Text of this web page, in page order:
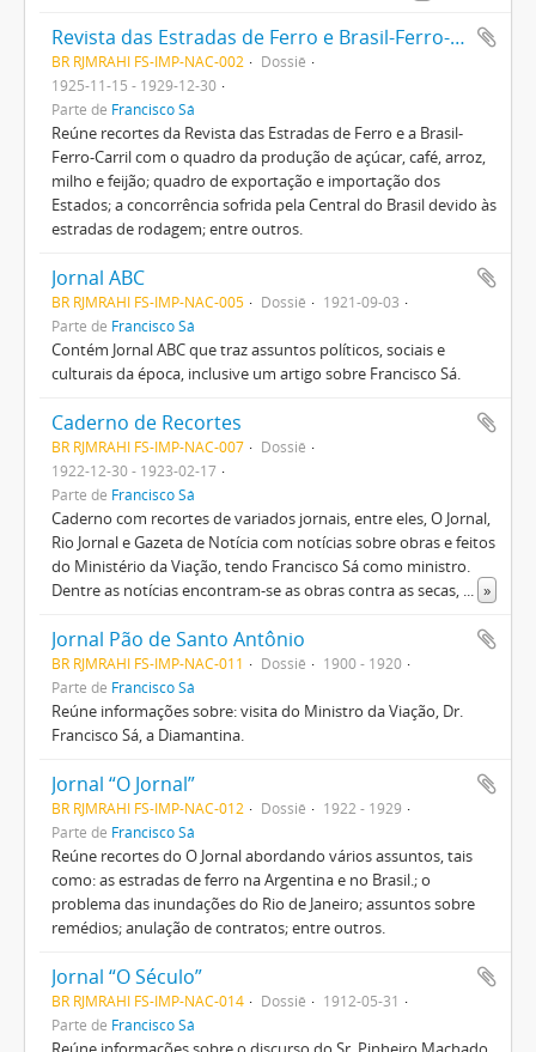
Revista das Estradas de Ferro e Brasil-Ferro-Carril
BR RJMRAHI FS-IMP-NAC-002
Dossiê
1925-11-15 - 1929-12-30
Parte de Francisco Sá
Reúne recortes da Revista das Estradas de Ferro e a Brasil-
Ferro-Carril com o quadro da produção de açúcar, café, arroz,
milho e feijão; quadro de exportação e importação dos
Estados; a concorrência sofrida pela Central do Brasil devido às
estradas de rodagem; entre outros.
Jornal ABC
BR RJMRAHI FS-IMP-NAC-005 Dossiê
1921-09-03
Parte de Francisco Sá
Contém Jornal ABC que traz assuntos políticos, sociais e
culturais da época, inclusive um artigo sobre Francisco Sá.
Caderno de Recortes
BR RJMRAHI FS-IMP-NAC-007
Dossiê
1922-12-30 - 1923-02-17
Parte de Francisco Sá
Caderno com recortes de variados jornais, entre eles, O Jornal,
Rio Jornal e Gazeta de Notícia com notícias sobre obras e feitos
do Ministério da Viação, tendo Francisco Sá como ministro.
Dentre as notícias encontram-se as obras contra as secas, ... »
Jornal Pão de Santo Antônio
BR RJMRAHI FS-IMP-NAC-011 Dossiê
1900 - 1920
Parte de Francisco Sá
Reúne informações sobre: visita do Ministro da Viação, Dr.
Francisco Sá, a Diamantina.
Jornal “O Jornal”
BR RJMRAHI FS-IMP-NAC-012 Dossiê
1922 - 1929
Parte de Francisco Sá
Reúne recortes do O Jornal abordando vários assuntos, tais
como: as estradas de ferro na Argentina e no Brasil.; o
problema das inundações do Rio de Janeiro; assuntos sobre
remédios; anulação de contratos; entre outros.
Jornal “O Século”
BR RJMRAHI FS-IMP-NAC-014 Dossiê
1912-05-31
Parte de Francisco Sá